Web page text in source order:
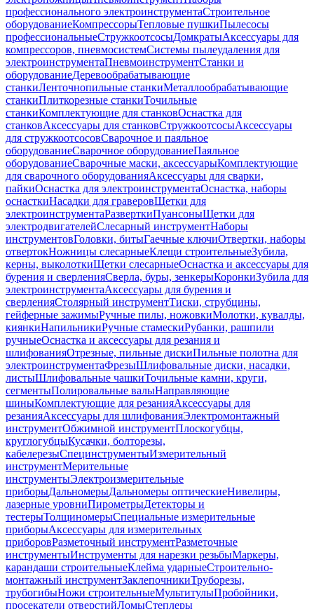
профессионального электроинструментаСтроительное
оборудованиеКомпрессорыТепловые пушкиПылесосы
профессиональныеСтружкоотсосыДомкратыАксессуары для
компрессоров, пневмосистемСистемы пылеудаления для
электроинструментаПневмоинструментСтанки и
оборудованиеДеревообрабатывающие
станкиЛенточнопильные станкиМеталлообрабатывающие
станкиПлиткорезные станкиТочильные
станкиКомплектующие для станковОснастка для
станковАксессуары для станковСтружкоотсосыАксессуары
для стружкоотсосовСварочное и паяльное
оборудованиеСварочное оборудованиеПаяльное
оборудованиеСварочные маски, аксессуарыКомплектующие
для сварочного оборудованияАксессуары для сварки,
пайкиОснастка для электроинструментаОснастка, наборы
оснасткиНасадки для граверовЩетки для
электроинструментаРазверткиПуансоныЩетки для
электродвигателейСлесарный инструментНаборы
инструментовГоловки, битыГаечные ключиОтвертки, наборы
отвертокНожницы слесарныеКлещи строительныеЗубила,
керны, выколоткиЩетки слесарныеОснастка и аксессуары для
бурения и сверленияСверла, буры, зенкерыКоронкиЗубила для
электроинструментаАксессуары для бурения и
сверленияСтолярный инструментТиски, струбцины,
гейферные зажимыРучные пилы, ножовкиМолотки, кувалды,
киянкиНапильникиРучные стамескиРубанки, рашпили
ручныеОснастка и аксессуары для резания и
шлифованияОтрезные, пильные дискиПильные полотна для
электроинструментаФрезыШлифовальные диски, насадки,
листыШлифовальные чашкиТочильные камни, круги,
сегментыПолировальные валыНаправляющие
шиныКомплектующие для резанияАксессуары для
резанияАксессуары для шлифованияЭлектромонтажный
инструментОбжимной инструментПлоскогубцы,
круглогубцыКусачки, болторезы,
кабелерезыСпецинструментыИзмерительный
инструментМерительные
инструментыЭлектроизмерительные
приборыДальномерыДальномеры оптическиеНивелиры,
лазерные уровниПирометрыДетекторы и
тестерыТолщиномерыСпециальные измерительные
приборыАксессуары для измерительных
приборовРазметочный инструментРазметочные
инструментыИнструменты для нарезки резьбыМаркеры,
карандаши строительныеКлейма ударныеСтроительно-
монтажный инструментЗаклепочникиТруборезы,
трубогибыНожи строительныеМультитулыПробойники,
просекатели отверстийЛомыСтеплеры